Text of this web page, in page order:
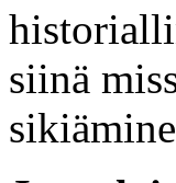
siinä